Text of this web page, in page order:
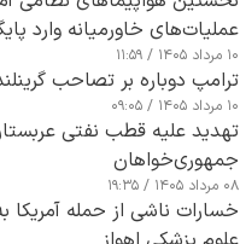
عملیات‌های خاورمیانه وارد
۱۰ مرداد ۱۴۰۵ / ۱۱:۵۹
ترامپ دوباره بر تصاحب
۱۰ مرداد ۱۴۰۵ / ۰۹:۰۵
تهدید علیه قطب نفتی
جمهوری‌خواهان
۰۸ مرداد ۱۴۰۵ / ۱۹:۳۵
خسارات ناشی از حمله آمریکا